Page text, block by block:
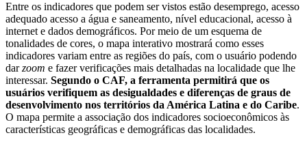
Entre os indicadores que podem ser vistos estão desemprego, acesso
adequado acesso a água e saneamento, nível educacional, acesso à
internet e dados demográficos. Por meio de um esquema de
tonalidades de cores, o mapa interativo mostrará como esses
indicadores variam entre as regiões do país, com o usuário podendo
darzoom e fazer verificações mais detalhadas na localidade que lhe
interessar. Segundo o CAF, a ferramenta permitirá que os
usuários verifiquem as desigualdades e diferenças de graus de
desenvolvimento nos territórios da América Latina e do Caribe.
O mapa permite a associação dos indicadores socioeconômicos às
características geográficas e demográficas das localidades.